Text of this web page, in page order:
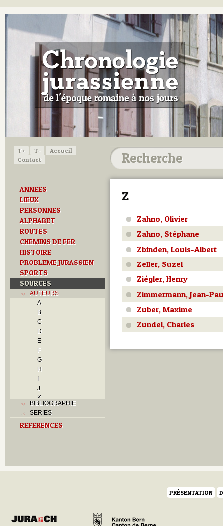
T+ T-
Accueil
Contact
ANNEES
LIEUX
PERSONNES
ALPHABET
ROUTES
CHEMINS DE FER
HISTOIRE
PROBLEME JURASSIEN
SPORTS
SOURCES
AUTEURS
A
B
C
D
E
F
G
H
I
J
K
L
M
N
Y
BIBLIOGRAPHIE
SERIES
REFERENCES
Z
Zahno, Olivier
Zahno, Stéphane
Zbinden, Louis-Albert
Zeller, Suzel
Ziégler, Henry
Zimmermann, Jean-
Zuber, Maxime
Zundel, Charles
PRÉSENTATION